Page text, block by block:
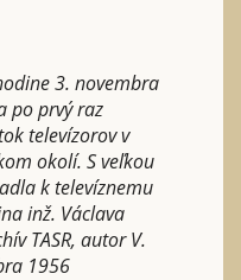
3. novembra
po prvý raz
televízorov v
okolí. S veľkou
k televíznemu
inž. Václava
TASR, autor V.
1956